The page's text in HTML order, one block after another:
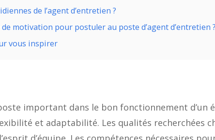
de l’agent d’entretien ?
motivation pour postuler au poste d’agent d’entretien ?
vous inspirer
important dans le bon fonctionnement d’un
et adaptabilité. Les qualités recherchées